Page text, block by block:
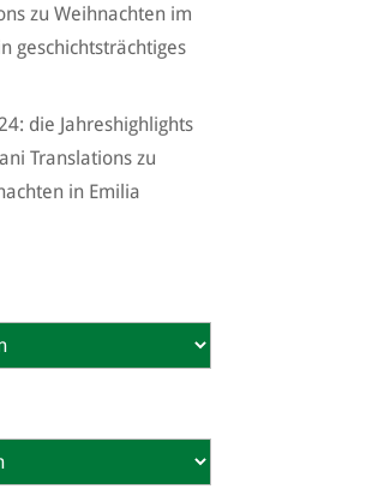
zu Weihnachten im
geschichtsträchtiges
die Jahreshighlights
Translationszu
in Emilia